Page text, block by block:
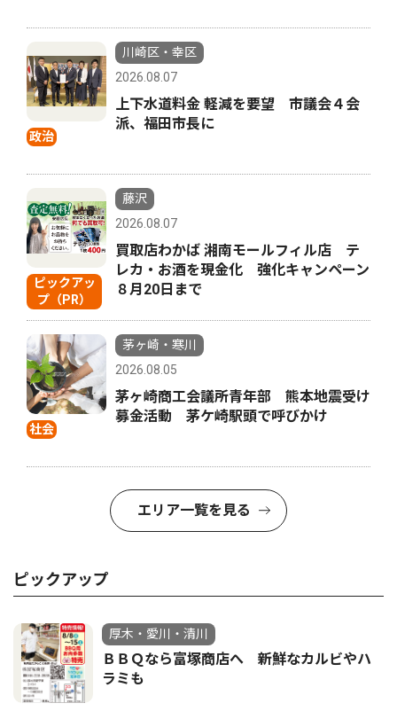
政治
川崎区・幸区
2026.08.07
上下水道料金 軽減を要望 市議会４会
派、福田市長に
ピックアッ
プ（PR）
藤沢
2026.08.07
買取店わかば 湘南モールフィル店 テ
レカ・お酒を現金化 強化キャンペーン
８月20日まで
社会
茅ヶ崎・寒川
2026.08.05
茅ヶ崎商工会議所青年部 熊本地震受け
募金活動 茅ケ崎駅頭で呼びかけ
エリア一覧を見る
ピックアップ
厚木・愛川・清川
ＢＢＱなら富塚商店へ 新鮮なカルビやハ
ラミも